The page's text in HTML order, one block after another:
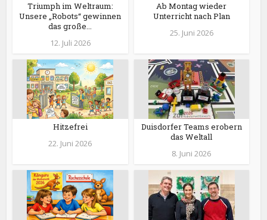
Triumph im Weltraum:
Unsere „Robots“ gewinnen
das große...
12. Juli 2026
Ab Montag wieder
Unterricht nach Plan
25. Juni 2026
Hitzefrei
22. Juni 2026
Duisdorfer Teams erobern
das Weltall
8. Juni 2026